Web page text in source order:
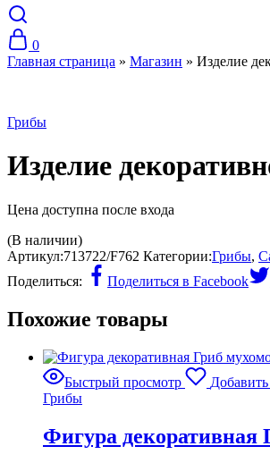
0
Главная страница » Магазин » Изделие
Грибы
Изделие
Цена доступна после входа
(В наличии)
Артикул:713722/F762 Категории:Грибы,
Поделиться:
Поделиться в Facebook
Похожие товары
Быстрый просмотр
Грибы
Фигура